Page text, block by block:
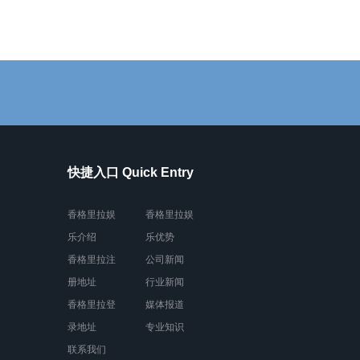
快捷入口 Quick Entry
香格里拉娱
乐介绍
香格里拉注
册地址
香格里拉登
录地址
联系我们
香格里拉娱
乐优势
公司新闻
行业新闻
媒体报道
专业知识